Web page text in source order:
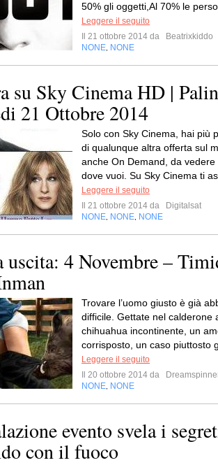
50% gli oggetti,Al 70% le
Leggere il seguito
Il 21 ottobre 2014 da
Beatrixkiddo
NONE NONE
su Sky Cinema HD |
21 Ottobre 2014
Solo con Sky Cinema, hai più
di qualunque altra offerta sul
anche On Demand, da vedere
dove vuoi. Su Sky Cinema ti
Leggere il seguito
Il 21 ottobre 2014 da
Digitalsat
NONE NONE NONE
uscita: 4 Novembre –
Trovare l’uomo giusto è già
difficile. Gettate nel calderone
chihuahua incontinente, un
corrisposto, un caso piuttosto
Leggere il seguito
Il 20 ottobre 2014 da
NONE NONE
evento svela i
con il fuoco